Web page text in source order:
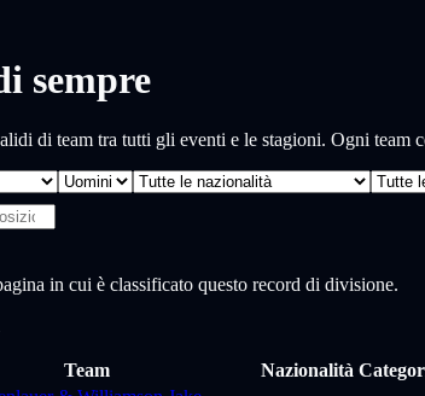
sempre
di team tra tutti gli eventi e le stagioni. Ogni team
in cui è classificato questo record di divisione.
Team Nazionalità